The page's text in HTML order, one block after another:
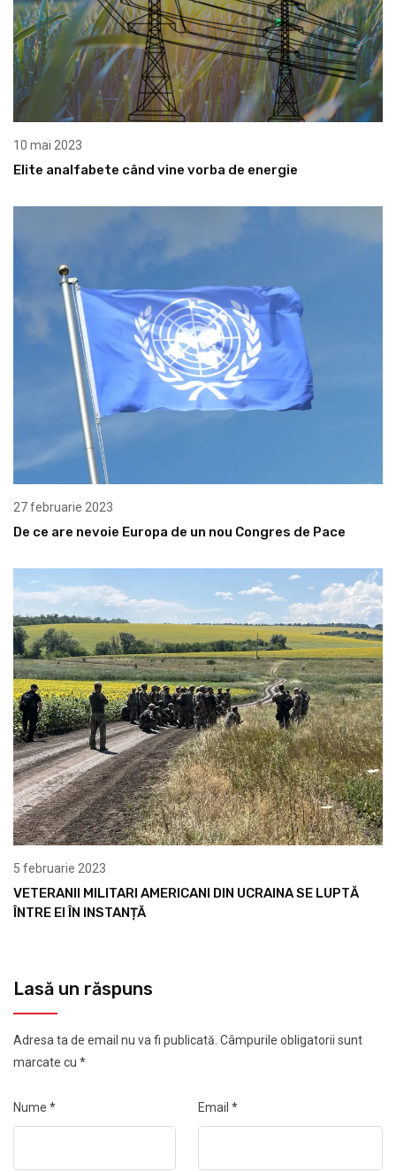
10 mai 2023
Elite analfabete când vine vorba de energie
27 februarie 2023
De ce are nevoie Europa de un nou Congres de Pace
5 februarie 2023
VETERANII MILITARI AMERICANI DIN UCRAINA SE LUPTĂ
ÎNTRE EI ÎN INSTANȚĂ
Lasă un răspuns
Adresa ta de email nu va fi publicată. Câmpurile obligatorii sunt
marcate cu *
Nume * Email *